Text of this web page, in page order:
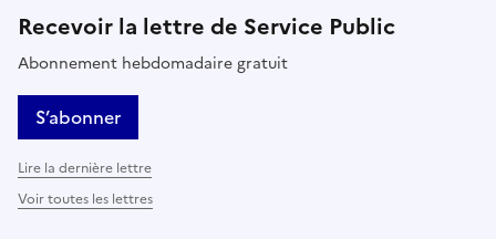
Recevoir la lettre de Service Public
Abonnement hebdomadaire gratuit
S’abonner
Lire la dernière lettre
Voir toutes les lettres